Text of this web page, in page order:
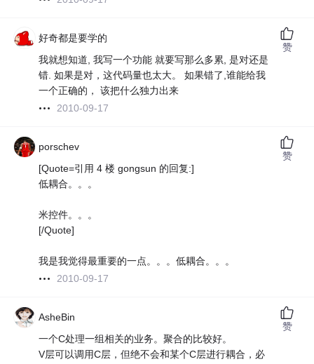
好奇都是要学的
我就想知道, 我写一个功能 就要写那么多累, 是对还是
错. 如果是对，这代码量也太大。 如果错了,谁能给我
一个正确的， 该把什么独力出来
2010-09-17
赞
porschev
[Quote=引用 4 楼 gongsun 的回复:]
低耦合。。。
米控件。。。
[/Quote]
我是我觉得最重要的一点。。。低耦合。。。
2010-09-17
赞
AsheBin
一个C处理一组相关的业务。聚合的比较好。
V层可以调用C层，但绝不会和某个C层进行耦合，必
赞